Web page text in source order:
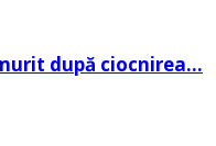
după ciocnirea…